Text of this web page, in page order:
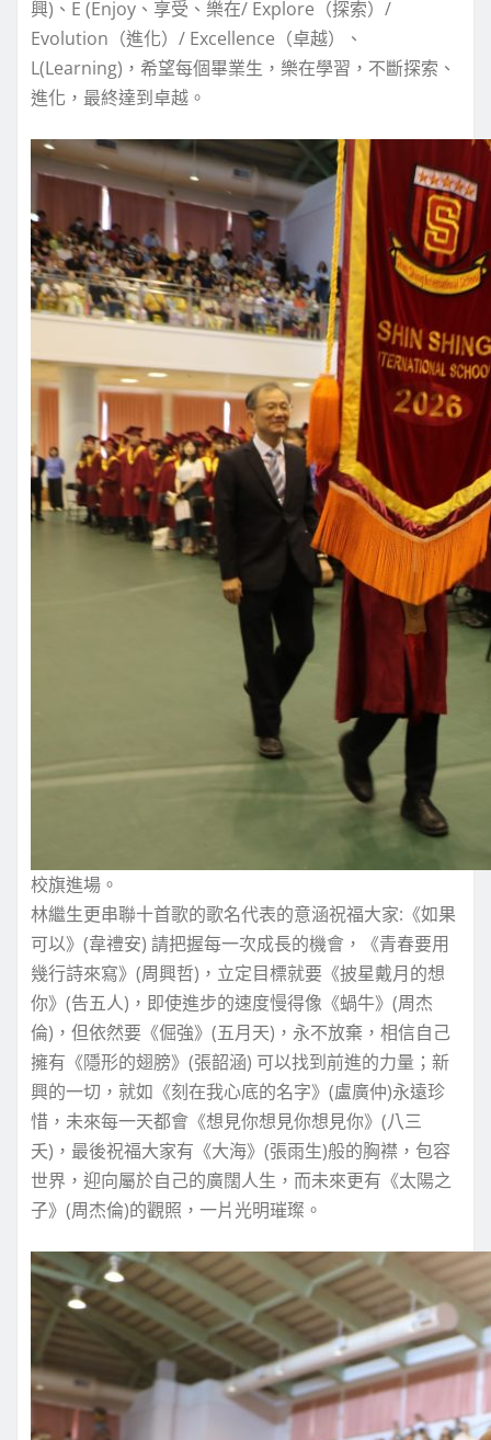
興)、E (Enjoy、享受、樂在/ Explore（探索）/
Evolution（進化）/ Excellence（卓越）、
L(Learning)，希望每個畢業生，樂在學習，不斷探索、
進化，最終達到卓越。
校旗進場。
林繼生更串聯十首歌的歌名代表的意涵祝福大家:《如果
可以》(韋禮安) 請把握每一次成長的機會，《青春要用
幾行詩來寫》(周興哲)，立定目標就要《披星戴月的想
你》(告五人)，即使進步的速度慢得像《蝸牛》(周杰
倫)，但依然要《倔強》(五月天)，永不放棄，相信自己
擁有《隱形的翅膀》(張韶涵) 可以找到前進的力量；新
興的一切，就如《刻在我心底的名字》(盧廣仲)永遠珍
惜，未來每一天都會《想見你想見你想見你》(八三
夭)，最後祝福大家有《大海》(張雨生)般的胸襟，包容
世界，迎向屬於自己的廣闊人生，而未來更有《太陽之
子》(周杰倫)的觀照，一片光明璀璨。